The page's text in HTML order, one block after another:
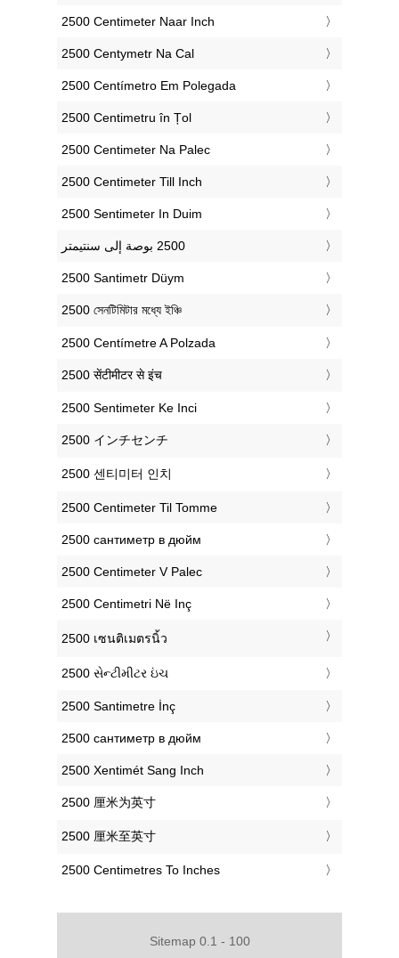
‎2500 Centimeter Naar Inch
‎2500 Centymetr Na Cal
‎2500 Centímetro Em Polegada
‎2500 Centimetru în Țol
‎2500 Centimeter Na Palec
‎2500 Centimeter Till Inch
‎2500 Sentimeter In Duim
‎2500 Santimetr Düym
‎2500 সেনটিমিটার মধ্যে ইঞ্চি
‎2500 Centímetre A Polzada
‎2500 सेंटीमीटर से इंच
‎2500 Sentimeter Ke Inci
‎2500 インチセンチ
‎2500 센티미터 인치
‎2500 Centimeter Til Tomme
‎2500 сантиметр в дюйм
‎2500 Centimeter V Palec
‎2500 Centimetri Në Inç
‎2500 เซนติเมตรนิ้ว
‎2500 સેન્ટીમીટર ઇંચ
‎2500 Santimetre İnç
‎2500 сантиметр в дюйм
‎2500 Xentimét Sang Inch
‎2500 厘米为英寸
‎2500 厘米至英寸
‎2500 Centimetres To Inches
Sitemap 0.1 - 100